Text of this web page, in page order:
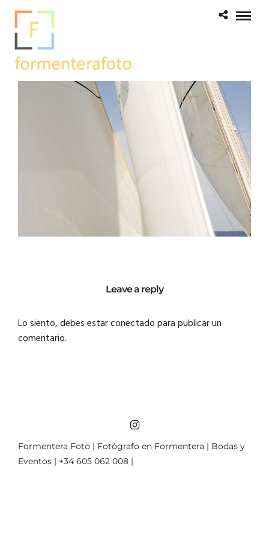
Leave a reply
Lo siento, debes estarconectadopara publicar un
comentario.
Formentera Foto | Fotógrafo en Formentera | Bodas y
Eventos | +34 605 062 008 |